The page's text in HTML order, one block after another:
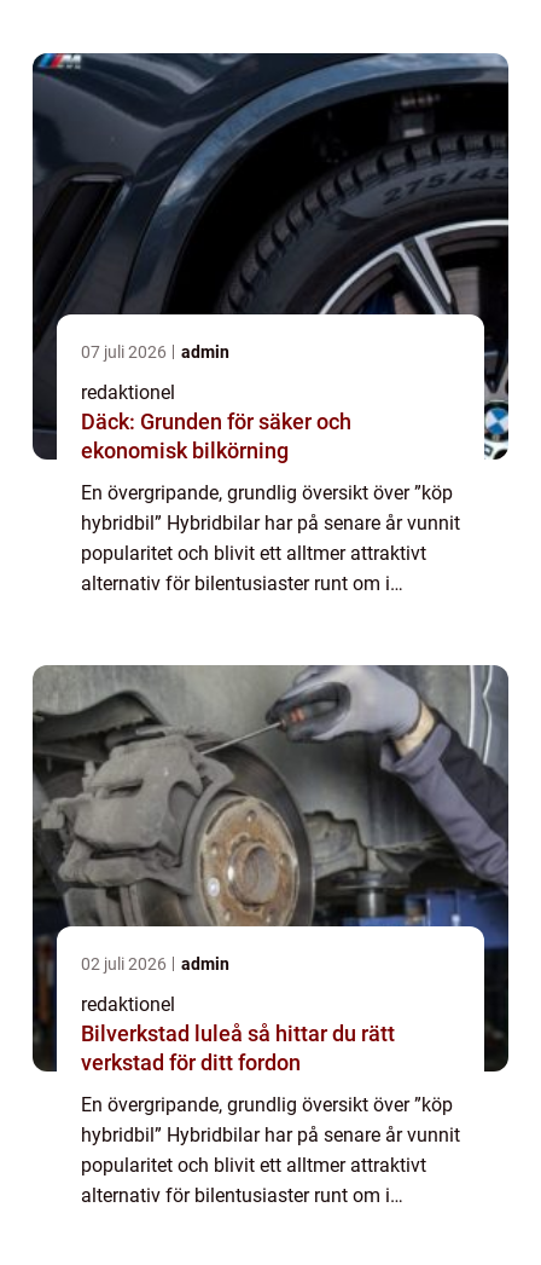
07 juli 2026 admin
redaktionel
Däck: Grunden för säker och
ekonomisk bilkörning
En övergripande, grundlig översikt över ”köp
hybridbil” Hybridbilar har på senare år vunnit
popularitet och blivit ett alltmer attraktivt
alternativ för bilentusiaster runt om i
02 juli 2026 admin
redaktionel
Bilverkstad luleå så hittar du rätt
verkstad för ditt fordon
En övergripande, grundlig översikt över ”köp
hybridbil” Hybridbilar har på senare år vunnit
popularitet och blivit ett alltmer attraktivt
alternativ för bilentusiaster runt om i